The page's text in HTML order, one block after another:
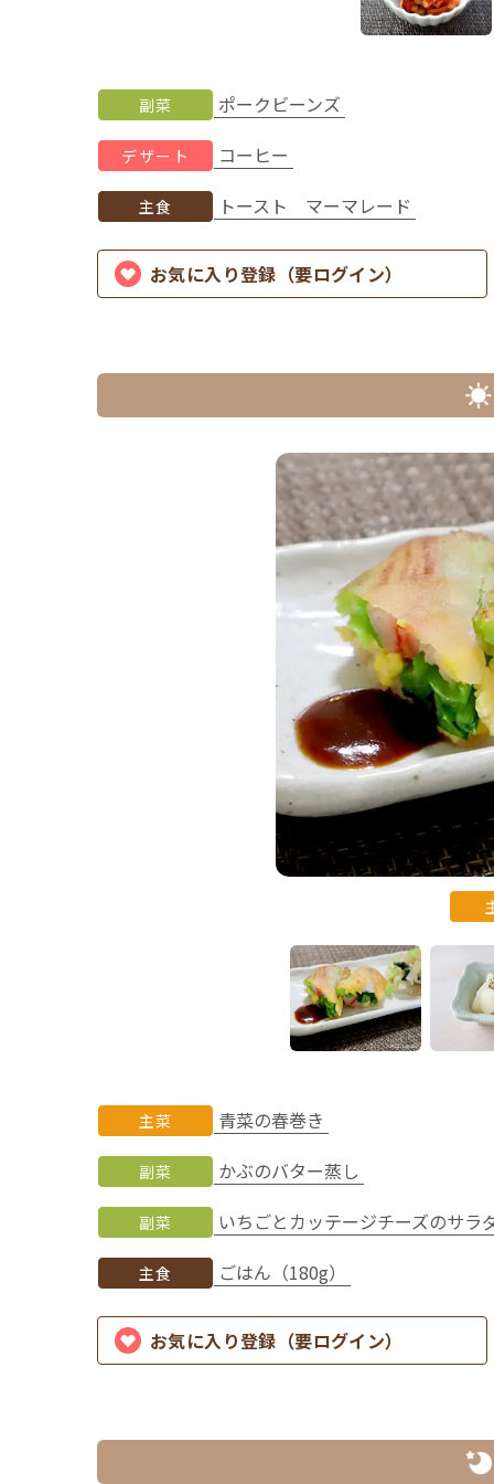
副菜 ポークビーンズ
デザート コーヒー
主食 トースト マーマレード
お気に入り登録（要ログイン）
主菜 青菜の春巻き
副菜 かぶのバター蒸し
副菜 いちごとカッテージチーズのサラ
主食 ごはん（180g）
お気に入り登録（要ログイン）